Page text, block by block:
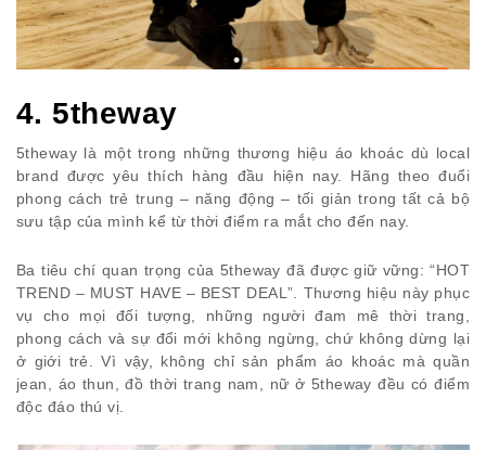
4. 5theway
5theway là một trong những thương hiệu áo khoác dù local
brand được yêu thích hàng đầu hiện nay. Hãng theo đuổi
phong cách trẻ trung – năng động – tối giản trong tất cả bộ
sưu tập của mình kể từ thời điểm ra mắt cho đến nay.
Ba tiêu chí quan trọng của 5theway đã được giữ vững: “HOT
TREND – MUST HAVE – BEST DEAL”. Thương hiệu này phục
vụ cho mọi đối tượng, những người đam mê thời trang,
phong cách và sự đổi mới không ngừng, chứ không dừng lại
ở giới trẻ. Vì vậy, không chỉ sản phẩm áo khoác mà quần
jean, áo thun, đồ thời trang nam, nữ ở 5theway đều có điểm
độc đáo thú vị.